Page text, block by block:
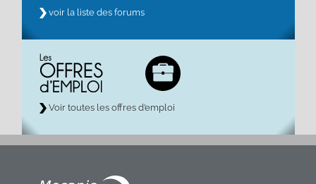
voir la liste des forums
Voir toutes les offres d’emploi